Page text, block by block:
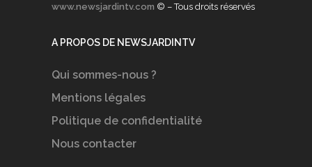
www.newsjardintv.com © – Tous droits réservés
A PROPOS DE NEWSJARDINTV
Qui sommes-nous ?
Mentions légales
Politique de confidentialité
Nous contacter